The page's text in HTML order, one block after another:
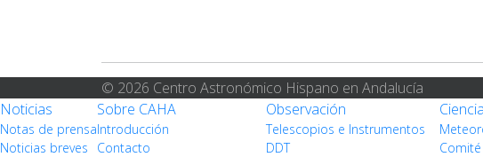
© 2026 Centro Astronómico Hispano en Andalucía
Noticias
Notas de prensa
Noticias breves
Sobre CAHA
Introducción
Contacto
Observación
Telescopios e Instrumentos
DDT
Ciencia